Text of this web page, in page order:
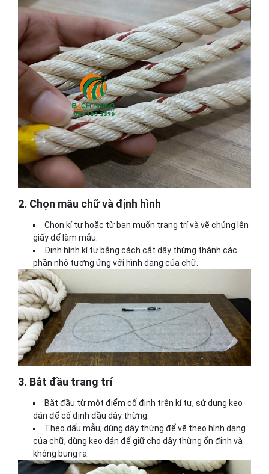
2. Chọn mẫu chữ và định hình
Chọn kí tự hoặc từ bạn muốn trang trí và vẽ chúng lên
giấy để làm mẫu.
Định hình kí tự bằng cách cắt dây thừng thành các
phần nhỏ tương ứng với hình dạng của chữ.
3. Bắt đầu trang trí
Bắt đầu từ một điểm cố định trên kí tự, sử dụng keo
dán để cố định đầu dây thừng.
Theo dấu mẫu, dùng dây thừng để vẽ theo hình dạng
của chữ, dùng keo dán để giữ cho dây thừng ổn định và
không bung ra.